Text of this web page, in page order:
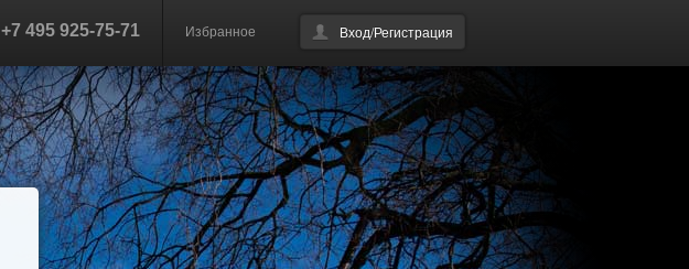
Избранное Вход/Регистрация
+7 495 925-75-71